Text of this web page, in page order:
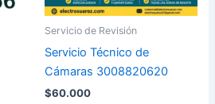
Servicio de Revisión
Servicio Técnico de
Cámaras 3008820620
$60.000